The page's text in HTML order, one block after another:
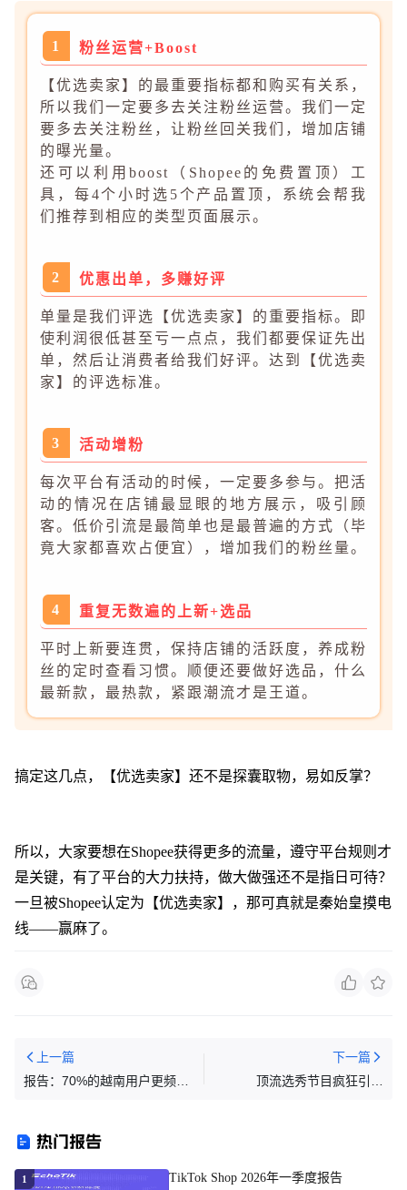
1 粉丝运营+Boost
【优选卖家】的最重要指标都和购买有关系，
所以我们一定要多去关注粉丝运营。我们一定
要多去关注粉丝，让粉丝回关我们，增加店铺
的曝光量。
还可以利用boost（Shopee的免费置顶）工
具，每4个小时选5个产品置顶，系统会帮我
们推荐到相应的类型页面展示。
2 优惠出单，多赚好评
单量是我们评选【优选卖家】的重要指标。即
使利润很低甚至亏一点点，我们都要保证先出
单，然后让消费者给我们好评。达到【优选卖
家】的评选标准。
3 活动增粉
每次平台有活动的时候，一定要多参与。把活
动的情况在店铺最显眼的地方展示，吸引顾
客。低价引流是最简单也是最普遍的方式（毕
竟大家都喜欢占便宜），增加我们的粉丝量。
4 重复无数遍的上新+选品
平时上新要连贯，保持店铺的活跃度，养成粉
丝的定时查看习惯。顺便还要做好选品，什么
最新款，最热款，紧跟潮流才是王道。
搞定这几点，【优选卖家】还不是探囊取物，易如反掌？
所以，大家要想在Shopee获得更多的流量，遵守平台规则才
是关键，有了平台的大力扶持，做大做强还不是指日可待？
一旦被Shopee认定为【优选卖家】，那可真就是秦始皇摸电
线——赢麻了。
上一篇
报告：70%的越南用户更频繁
下一篇
顶流选秀节目疯狂引流
热门报告
1 TikTok Shop 2026年一季度报告